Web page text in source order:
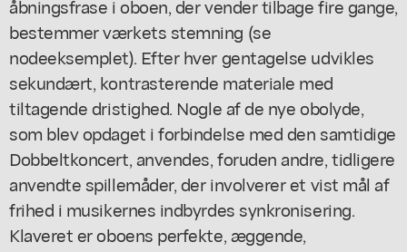
åbningsfrase i oboen, der vender tilbage fire gange,
bestemmer værkets stemning (se
nodeeksemplet). Efter hver gentagelse udvikles
sekundært, kontrasterende materiale med
tiltagende dristighed. Nogle af de nye obolyde,
som blev opdaget i forbindelse med den samtidige
Dobbeltkoncert, anvendes, foruden andre, tidligere
anvendte spillemåder, der involverer et vist mål af
frihed i musikernes indbyrdes synkronisering.
Klaveret er oboens perfekte, æggende,